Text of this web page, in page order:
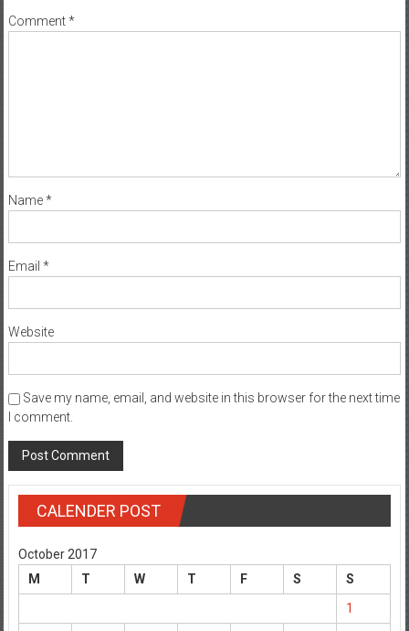
Comment*
Name*
Email *
Website
Save my name, email, and website in this browser for the next time
I comment.
CALENDER POST
October 2017
M
T W T F S
S
1